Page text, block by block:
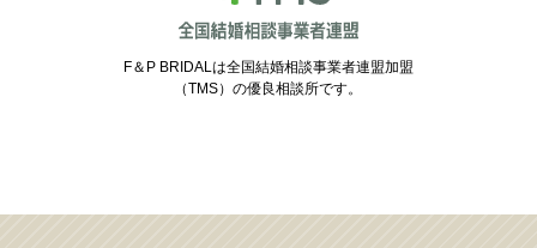
F＆P BRIDALは全国結婚相談事業者連盟加盟
（TMS）の優良相談所です。